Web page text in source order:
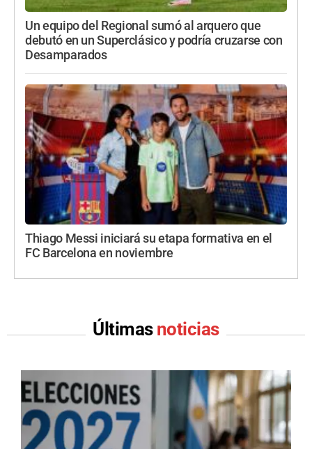
Un equipo del Regional sumó al arquero que
debutó en un Superclásico y podría cruzarse con
Desamparados
Thiago Messi iniciará su etapa formativa en el
FC Barcelona en noviembre
Últimas noticias